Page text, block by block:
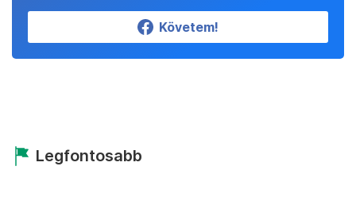
Követem!
Legfontosabb